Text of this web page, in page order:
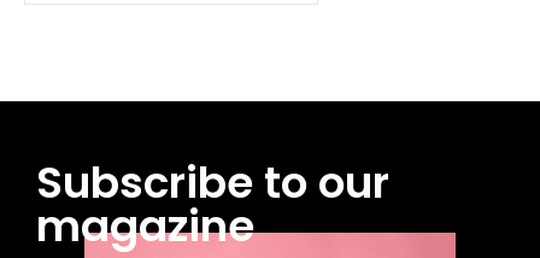
Subscribe to our
magazine